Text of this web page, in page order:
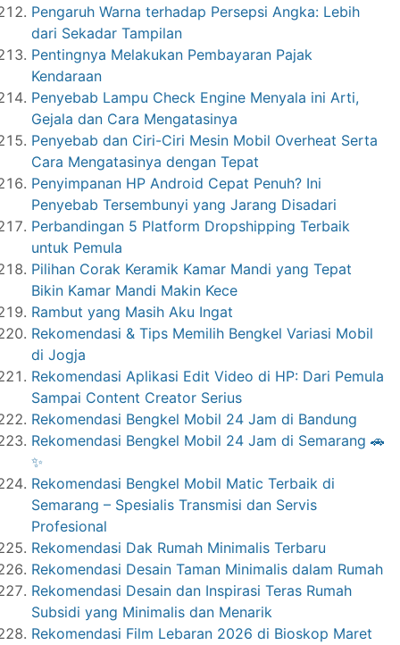
Pengaruh Warna terhadap Persepsi Angka: Lebih
dari Sekadar Tampilan
Pentingnya Melakukan Pembayaran Pajak
Kendaraan
Penyebab Lampu Check Engine Menyala ini Arti,
Gejala dan Cara Mengatasinya
Penyebab dan Ciri-Ciri Mesin Mobil Overheat Serta
Cara Mengatasinya dengan Tepat
Penyimpanan HP Android Cepat Penuh? Ini
Penyebab Tersembunyi yang Jarang Disadari
Perbandingan 5 Platform Dropshipping Terbaik
untuk Pemula
Pilihan Corak Keramik Kamar Mandi yang Tepat
Bikin Kamar Mandi Makin Kece
Rambut yang Masih Aku Ingat
Rekomendasi & Tips Memilih Bengkel Variasi Mobil
di Jogja
Rekomendasi Aplikasi Edit Video di HP: Dari Pemula
Sampai Content Creator Serius
Rekomendasi Bengkel Mobil 24 Jam di Bandung
Rekomendasi Bengkel Mobil 24 Jam di Semarang 🚗
✨
Rekomendasi Bengkel Mobil Matic Terbaik di
Semarang – Spesialis Transmisi dan Servis
Profesional
Rekomendasi Dak Rumah Minimalis Terbaru
Rekomendasi Desain Taman Minimalis dalam Rumah
Rekomendasi Desain dan Inspirasi Teras Rumah
Subsidi yang Minimalis dan Menarik
Rekomendasi Film Lebaran 2026 di Bioskop Maret